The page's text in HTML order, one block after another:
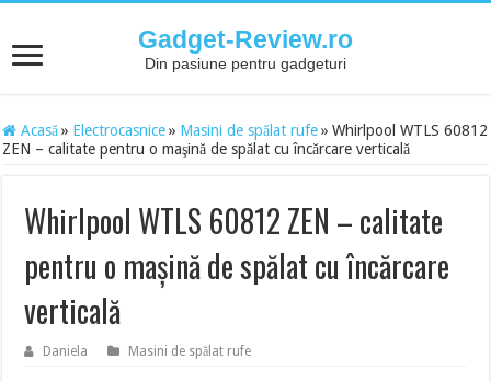
Gadget-Review.ro
Din pasiune pentru gadgeturi
Acasă » Electrocasnice » Masini de spălat rufe » Whirlpool WTLS 60812
ZEN – calitate pentru o maşină de spălat cu încărcare verticală
Whirlpool WTLS 60812 ZEN – calitate
pentru o maşină de spălat cu încărcare
verticală
Daniela Masini de spălat rufe